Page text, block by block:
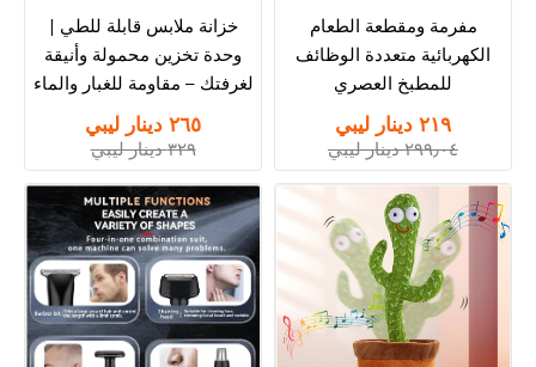
مفرمة ومقطعة الطعام
الكهربائية متعددة الوظائف
للمطبخ العصري
٢١٩ دينار ليبي
٢٩٩٫٠٤ دينار ليبي
خزانة ملابس قابلة للطي |
وحدة تخزين محمولة وأنيقة
لغرفتك – مقاومة للغبار والماء
٢٦٥ دينار ليبي
٣٢٩ دينار ليبي